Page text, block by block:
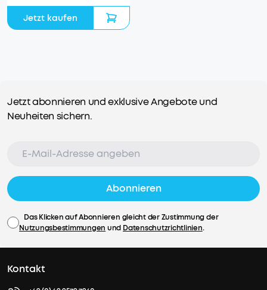
Jetzt kaufen
Jetzt abonnieren und exklusive Angebote und
Neuheiten sichern.
Abonnieren
Das Klicken auf Abonnieren gleicht der Zustimmung der
Nutzungsbestimmungen und Datenschutzrichtlinien.
Kontakt